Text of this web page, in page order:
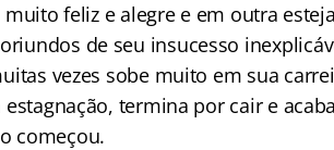
feliz e alegre e em outra
de seu insucesso
vezes sobe muito em sua
termina por cair e
começou.